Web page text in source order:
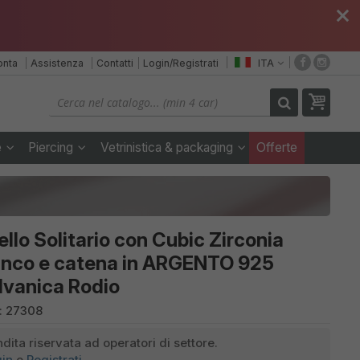
close
Assistenza Contatti Login/Registrati ITA
Piercing Vetrinistica & packaging Offerte
Prezzi Iva esclusa
Solitario con Cubic Zirconia
e catena in ARGENTO 925
Rodio
27308
riservata ad operatori di settore.